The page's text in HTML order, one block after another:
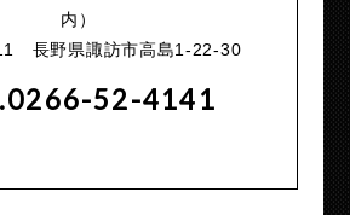
内）
長野県諏訪市高島1-22-30
52-4141